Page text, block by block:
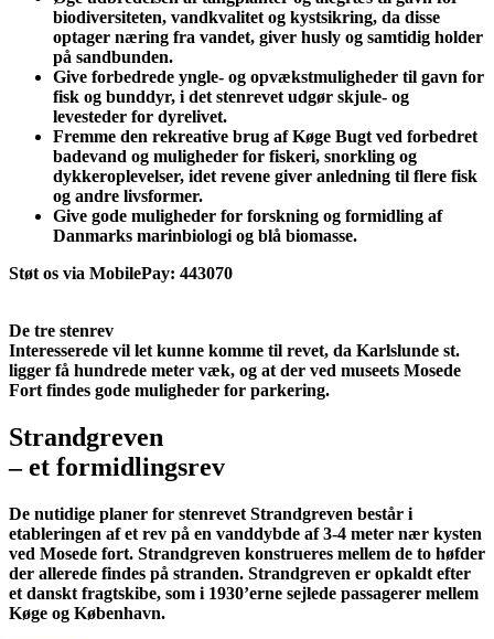
biodiversiteten, vandkvalitet og kystsikring, da disse
optager næring fra vandet, giver husly og samtidig holder
på sandbunden.
Give forbedrede yngle- og opvækstmuligheder til gavn for
fisk og bunddyr, i det stenrevet udgør skjule- og
levesteder for dyrelivet.
Fremme den rekreative brug af Køge Bugt ved forbedret
badevand og muligheder for fiskeri, snorkling og
dykkeroplevelser, idet revene giver anledning til flere fisk
og andre livsformer.
Give gode muligheder for forskning og formidling af
Danmarks marinbiologi og blå biomasse.
Støt os via MobilePay: 443070
De tre stenrev
Interesserede vil let kunne komme til revet, da Karlslunde st.
ligger få hundrede meter væk, og at der ved museets Mosede
Fort findes gode muligheder for parkering.
Strandgreven
– et formidlingsrev
De nutidige planer for stenrevet Strandgreven består i
etableringen af et rev på en vanddybde af 3-4 meter nær kysten
ved Mosede fort. Strandgreven konstrueres mellem de to høfder
der allerede findes på stranden. Strandgreven er opkaldt efter
et danskt fragtskibe, som i 1930’erne sejlede passagerer mellem
Køge og København.